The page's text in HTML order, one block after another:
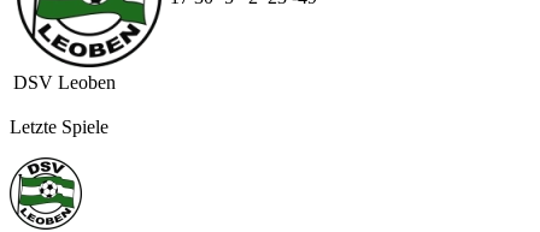
DSV Leoben
Letzte Spiele